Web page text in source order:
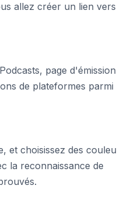
allez créer un lien vers
page d'émission
de plateformes parmi
et choisissez des
la reconnaissance de